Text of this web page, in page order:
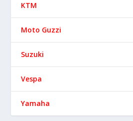
KTM
Moto Guzzi
Suzuki
Vespa
Yamaha